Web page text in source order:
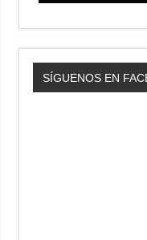
SÍGUENOS EN